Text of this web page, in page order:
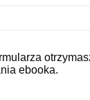
tłuszczów
kwasów
ebooka.